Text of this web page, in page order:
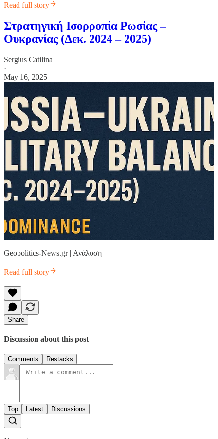
Read full story
Στρατηγική Ισορροπία Ρωσίας –
Ουκρανίας (Δεκ. 2024 – 2025)
Sergius Catilina
·
May 16, 2025
Geopolitics-News.gr | Ανάλυση
Read full story
Share
Discussion about this post
Comments Restacks
Top Latest Discussions